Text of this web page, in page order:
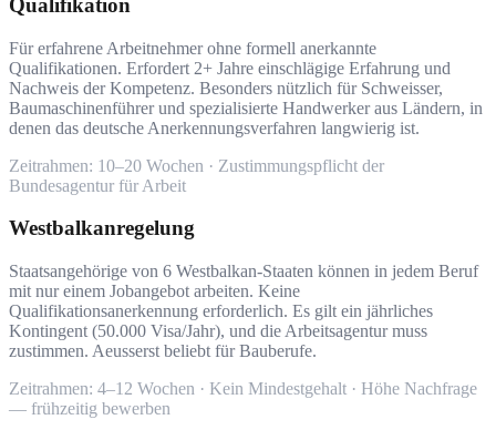
Qualifikation
Für erfahrene Arbeitnehmer ohne formell anerkannte
Qualifikationen. Erfordert 2+ Jahre einschlägige Erfahrung und
Nachweis der Kompetenz. Besonders nützlich für Schweisser,
Baumaschinenführer und spezialisierte Handwerker aus Ländern, in
denen das deutsche Anerkennungsverfahren langwierig ist.
Zeitrahmen: 10–20 Wochen · Zustimmungspflicht der
Bundesagentur für Arbeit
Westbalkanregelung
Staatsangehörige von 6 Westbalkan-Staaten können in jedem Beruf
mit nur einem Jobangebot arbeiten. Keine
Qualifikationsanerkennung erforderlich. Es gilt ein jährliches
Kontingent (50.000 Visa/Jahr), und die Arbeitsagentur muss
zustimmen. Aeusserst beliebt für Bauberufe.
Zeitrahmen: 4–12 Wochen · Kein Mindestgehalt · Höhe Nachfrage
— frühzeitig bewerben